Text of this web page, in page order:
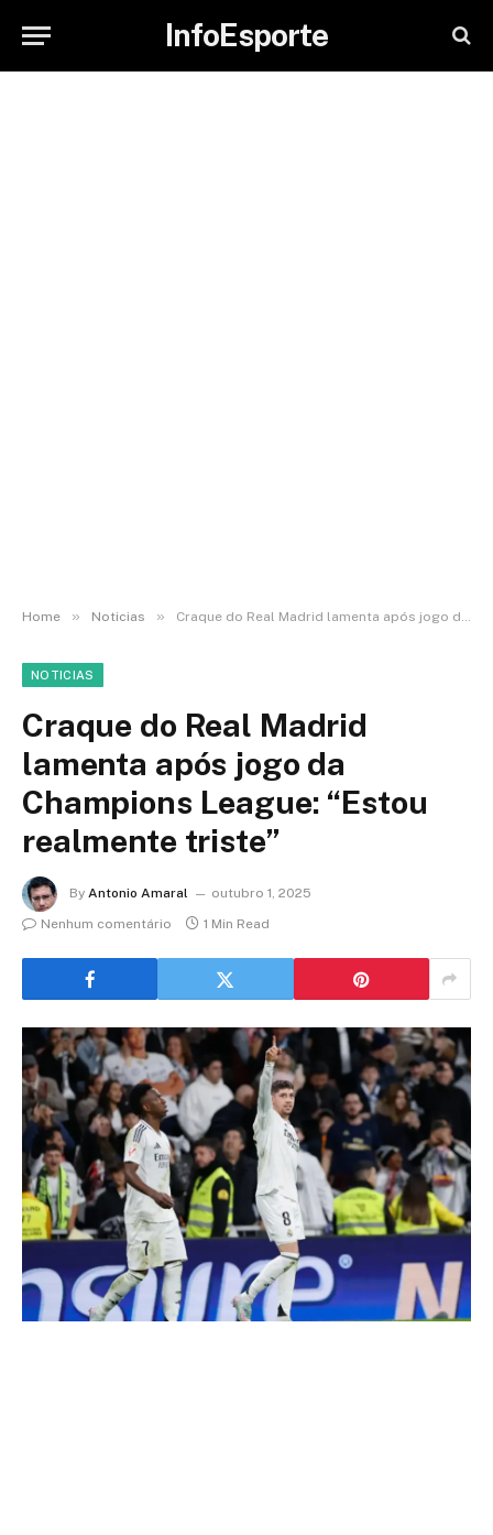
InfoEsporte
Home » Noticias » Craque do Real Madrid lamenta após jogo da Champions League: “Estou realmente triste”
NOTICIAS
Craque do Real Madrid
lamenta após jogo da
Champions League: “Estou
realmente triste”
By Antonio Amaral
outubro 1, 2025
Nenhum comentário
1 Min Read